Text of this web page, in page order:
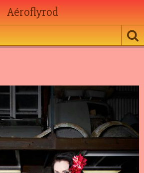
Aéroflyrod